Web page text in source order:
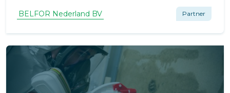
opsporen van het lek moet het vocht worden
gedroogd en eventuele schade hersteld. Bij
BELFOR nemen dit hele proces uit handen:
BELFOR Nederland BV Partner